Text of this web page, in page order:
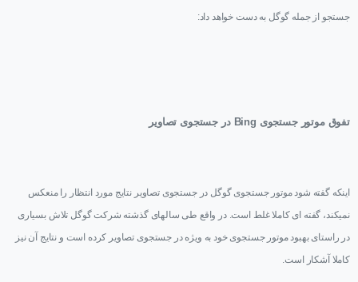
جستجو از جمله گوگل به دست خواهد داد:
تفوق موتور جستجوی Bing در جستجوی تصاویر
اینکه گفته شود موتور جستجوی گوگل در جستجوی تصاویر نتایج مورد انتظار را منعکس
نمیکند، گفته ای کاملا غلط است. در واقع طی سالهای گذشته شرکت گوگل تلاش بسیاری
در راستای بهبود موتور جستجوی خود به ویژه در جستجوی تصاویر کرده است و نتایج آن نیز
کاملا آشکار است.